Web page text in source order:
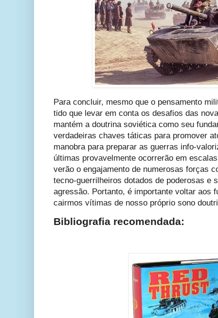
Para concluir, mesmo que o pensamento
tido que levar em conta os desafios das
mantém a doutrina soviética como seu
verdadeiras chaves táticas para promover
manobra para preparar as guerras info-
últimas provavelmente ocorrerão em
verão o engajamento de numerosas forças
tecno-guerrilheiros dotados de poderosas e
agressão. Portanto, é importante voltar aos
cairmos vítimas de nosso próprio sono
Bibliografia recomendada: